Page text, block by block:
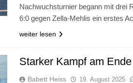
Nachwuchsturnier begann mit drei
6:0 gegen Zella-Mehlis ein erstes
weiter lesen
Starker Kampf am
Babett Heiss 19. August 2025